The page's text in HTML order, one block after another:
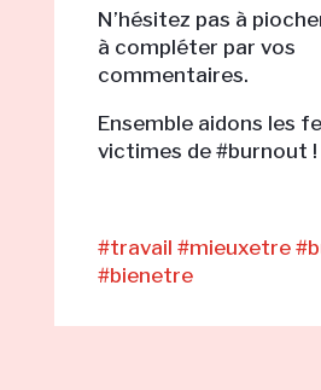
N’hésitez pas à
à compléter par vos
commentaires.
Ensemble aidons les
victimes de #burnout !
#travail #mieuxetre
#bienetre